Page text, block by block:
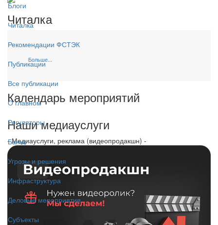
Блоги
Читалка
Рекомендации ФСТЭК
Публикации
Все публикации
О главном
Регуляторы
Банки
Угрозы и решения
Инфраструктура
Деловые мероприятия
Субъекты
Читалка
Больше...
Календарь мероприятий
Наши медиауслуги
- Медиауслуги, реклама (видеопродакшн) -